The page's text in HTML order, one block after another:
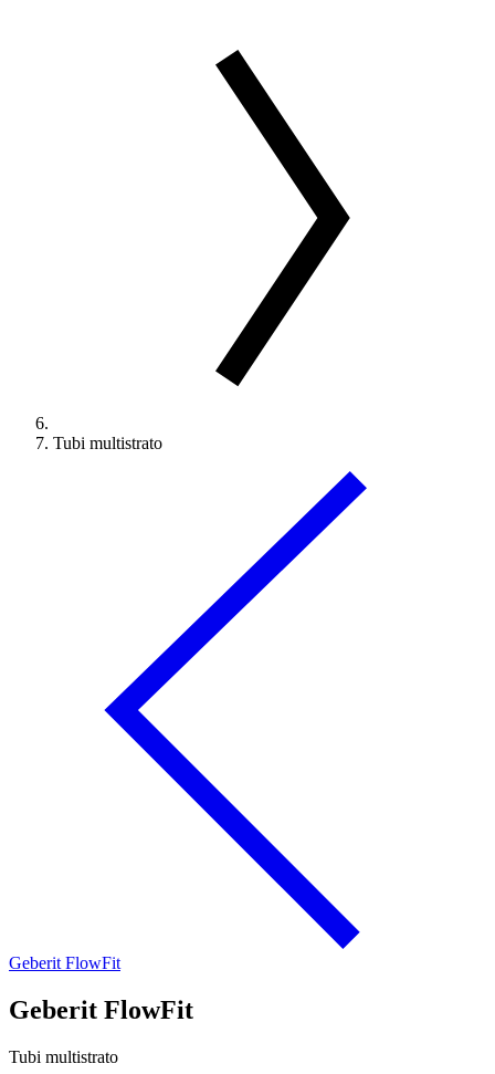
Tubi multistrato
Geberit FlowFit
Geberit FlowFit
Tubi multistrato